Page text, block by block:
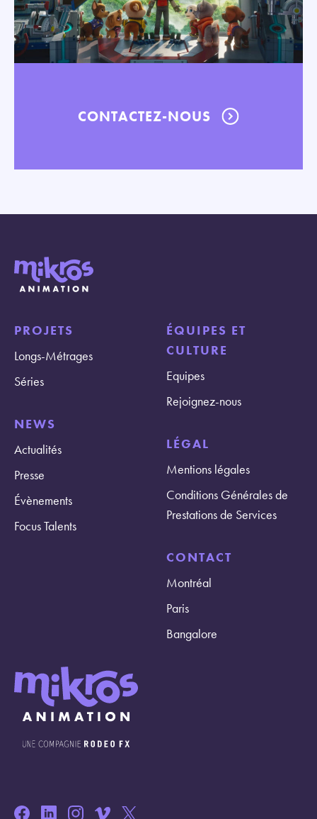
CONTACTEZ-NOUS
PROJETS
Longs-Métrages
Séries
NEWS
Actualités
Presse
Évènements
Focus Talents
ÉQUIPES ET
CULTURE
Equipes
Rejoignez-nous
LÉGAL
Mentions légales
Conditions Générales de
Prestations de Services
CONTACT
Montréal
Paris
Bangalore